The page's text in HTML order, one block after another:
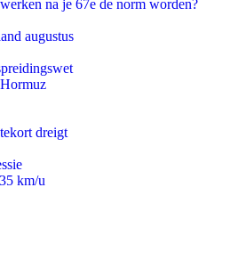
na je 67e de norm worden?
augustus
dreigt
km/u